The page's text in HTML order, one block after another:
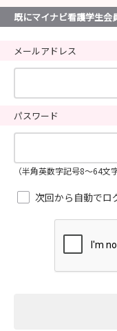
既にマイナビ看護学生会
メールアドレス
パスワード
（半角英数字記号8～64文字
次回から自動でロ